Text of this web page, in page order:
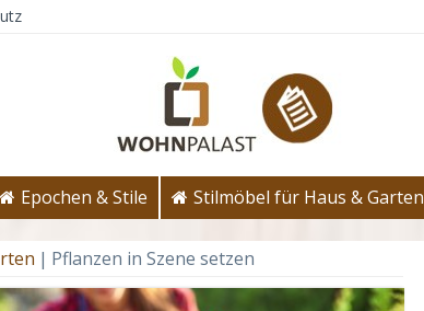
Epochen & Stile Stilmöbel für Haus & Garten
| Pflanzen in Szene setzen